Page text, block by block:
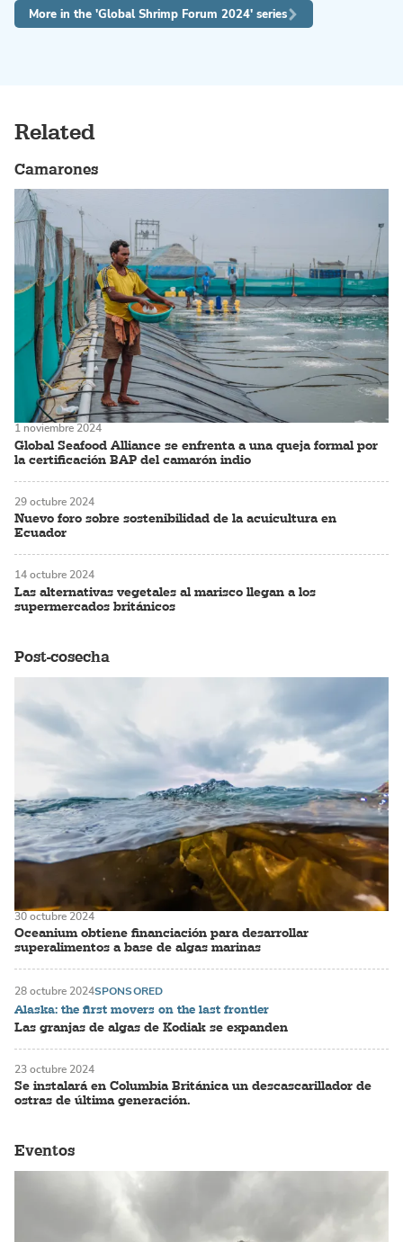
More in the 'Global Shrimp Forum 2024' series
Related
Camarones
Global Seafood Alliance se enfrenta a una queja formal por
la certificación BAP del camarón indio
1 noviembre 2024
Nuevo foro sobre sostenibilidad de la acuicultura en
Ecuador
29 octubre 2024
Las alternativas vegetales al marisco llegan a los
supermercados británicos
14 octubre 2024
Post-cosecha
Oceanium obtiene financiación para desarrollar
superalimentos a base de algas marinas
30 octubre 2024
Alaska: the first movers on the last frontier
Las granjas de algas de Kodiak se expanden
28 octubre 2024SPONSORED
Se instalará en Columbia Británica un descascarillador de
ostras de última generación.
23 octubre 2024
Eventos